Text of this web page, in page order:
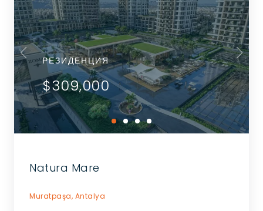
РЕЗИДЕНЦИЯ
$309,000
Natura Mare
Muratpaşa, Antalya